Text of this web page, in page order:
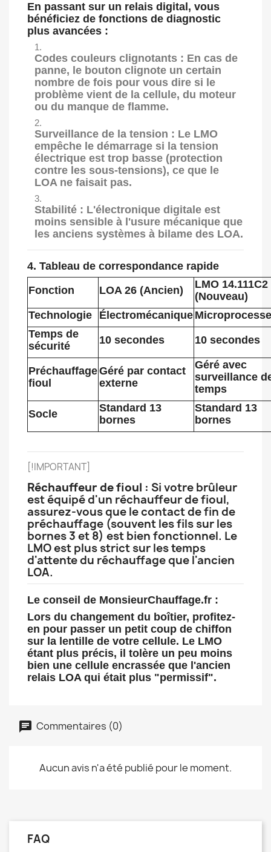
En passant sur un relais digital, vous
bénéficiez de fonctions de diagnostic
plus avancées :
Codes couleurs clignotants : En cas de
panne, le bouton clignote un certain
nombre de fois pour vous dire si le
problème vient de la cellule, du moteur
ou du manque de flamme.
Surveillance de la tension : Le LMO
empêche le démarrage si la tension
électrique est trop basse (protection
contre les sous-tensions), ce que le
LOA ne faisait pas.
Stabilité : L'électronique digitale est
moins sensible à l'usure mécanique que
les anciens systèmes à bilame des LOA.
4. Tableau de correspondance rapide
Fonction
LOA 26 (Ancien)
LMO 14.111C2
(Nouveau)
Technologie
Électromécanique
Temps de
sécurité
10 secondes 10 secondes
Préchauffage
fioul
Géré par contact
externe
Géré avec
surveillance
temps
Socle
Standard 13
bornes
Standard 13
bornes
[!IMPORTANT]
Réchauffeur de fioul : Si votre brûleur
est équipé d'un réchauffeur de fioul,
assurez-vous que le contact de fin de
préchauffage (souvent les fils sur les
bornes 3 et 8) est bien fonctionnel. Le
LMO est plus strict sur les temps
d'attente du réchauffage que l'ancien
LOA.
Le conseil de MonsieurChauffage.fr :
Lors du changement du boîtier, profitez-
en pour passer un petit coup de chiffon
sur la lentille de votre cellule. Le LMO
étant plus précis, il tolère un peu moins
bien une cellule encrassée que l'ancien
relais LOA qui était plus "permissif".
Commentaires (0)
Aucun avis n'a été publié pour le moment.
FAQ